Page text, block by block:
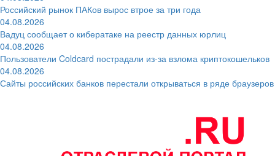
Российский рынок ПАКов вырос втрое за три года
04.08.2026
Вадуц сообщает о кибератаке на реестр данных юрлиц
04.08.2026
Пользователи Coldcard пострадали из-за взлома криптокошельков
04.08.2026
Сайты российских банков перестали открываться в ряде браузеров